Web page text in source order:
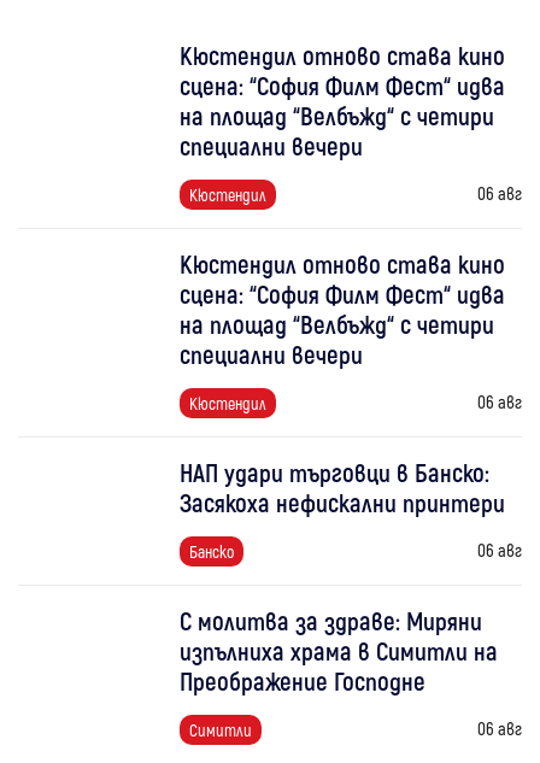
Кюстендил отново става кино
сцена: “София Филм Фест“ идва
на площад “Велбъжд“ с четири
специални вечери
Кюстендил 06 авг
Кюстендил отново става кино
сцена: “София Филм Фест“ идва
на площад “Велбъжд“ с четири
специални вечери
Кюстендил 06 авг
НАП удари търговци в Банско:
Засякоха нефискални принтери
Банско 06 авг
С молитва за здраве: Миряни
изпълниха храма в Симитли на
Преображение Господне
Симитли 06 авг